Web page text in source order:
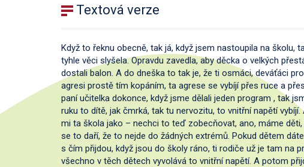
Textová verze
Když to řeknu obecně, tak já, když jsem nastoupila na školu,
tyhle věci slyšela. Opravdu zavedla, aby děcka o velkých
dostali balon. A do dneška to tak je, že ti osmáci, deváťáci
agresi prostě tím kopáním, ta agrese se vybíjí přes ruce a
paní učitelka dokonce, když jsme dělali jeden program , tak
ruku to dítě, jak čmrká, tak tu nervozitu, to vnitřní napětí
mi ta škola jako – nechci to teď zobecňovat, ano, máme
se to daří, že to nejde do žádných extrémů. Pokud dětem
s čím přijdou, když jsou do školy ráno, ti rodiče už je tam na
všechno v těch dětech vyvolává to vnitřní napětí. A potom